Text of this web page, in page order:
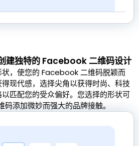
建独特的 Facebook 二维码设计
，使您的 Facebook 二维码脱颖而
现代感，选择尖角以获得时尚、科技
匹配您的受众偏好。您选择的形状可
添加微妙而强大的品牌接触。